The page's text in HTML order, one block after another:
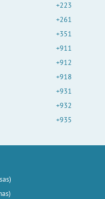
+223
+261
+351
+911
+912
+918
+931
+932
+935